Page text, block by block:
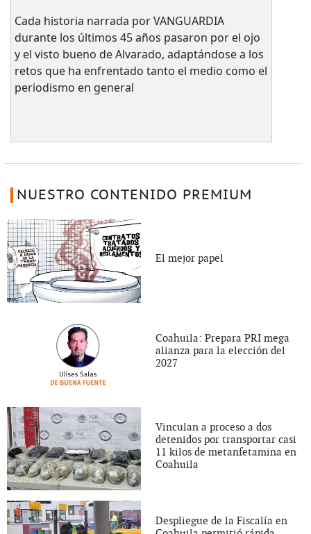
Cada historia narrada por VANGUARDIA
durante los últimos 45 años pasaron por el ojo
y el visto bueno de Alvarado, adaptándose a los
retos que ha enfrentado tanto el medio como el
periodismo en general
NUESTRO CONTENIDO PREMIUM
El mejor papel
Coahuila: Prepara PRI mega
alianza para la elección del
2027
Vinculan a proceso a dos
detenidos por transportar casi
11 kilos de metanfetamina en
Coahuila
Despliegue de la Fiscalía en